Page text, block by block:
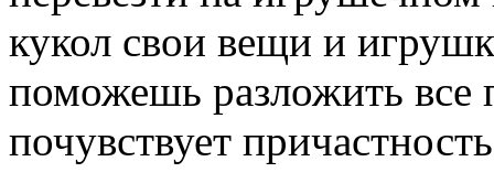
кукол свои вещи и
поможешь разложить все
почувствует